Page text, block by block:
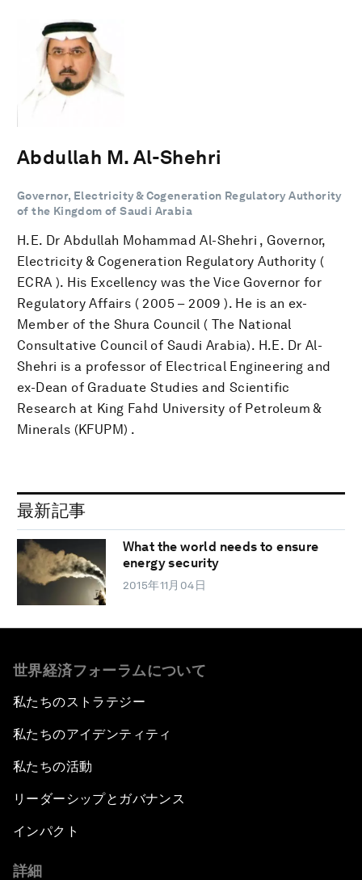
Abdullah M. Al-Shehri
Governor, Electricity & Cogeneration Regulatory Authority
of the Kingdom of Saudi Arabia
H.E. Dr Abdullah Mohammad Al-Shehri , Governor,
Electricity & Cogeneration Regulatory Authority (
ECRA ). His Excellency was the Vice Governor for
Regulatory Affairs ( 2005 – 2009 ). He is an ex-
Member of the Shura Council ( The National
Consultative Council of Saudi Arabia). H.E. Dr Al-
Shehri is a professor of Electrical Engineering and
ex-Dean of Graduate Studies and Scientific
Research at King Fahd University of Petroleum &
Minerals (KFUPM) .
最新記事
What the world needs to ensure
energy security
2015年11月04日
世界経済フォーラムについて
私たちのストラテジー
私たちのアイデンティティ
私たちの活動
リーダーシップとガバナンス
インパクト
詳細